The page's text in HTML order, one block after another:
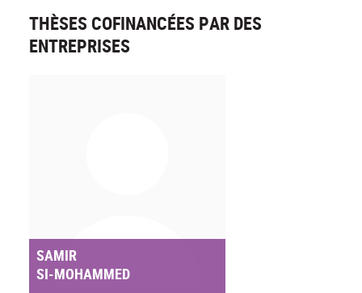
THÈSES COFINANCÉES PAR DES
ENTREPRISES
SAMIR
SI-MOHAMMED